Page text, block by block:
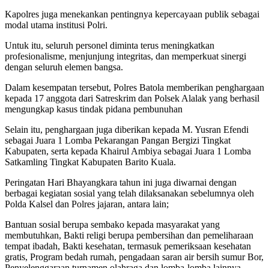
Kapolres juga menekankan pentingnya kepercayaan publik sebagai
modal utama institusi Polri.
Untuk itu, seluruh personel diminta terus meningkatkan
profesionalisme, menjunjung integritas, dan memperkuat sinergi
dengan seluruh elemen bangsa.
Dalam kesempatan tersebut, Polres Batola memberikan penghargaan
kepada 17 anggota dari Satreskrim dan Polsek Alalak yang berhasil
mengungkap kasus tindak pidana pembunuhan
Selain itu, penghargaan juga diberikan kepada M. Yusran Efendi
sebagai Juara 1 Lomba Pekarangan Pangan Bergizi Tingkat
Kabupaten, serta kepada Khairul Ambiya sebagai Juara 1 Lomba
Satkamling Tingkat Kabupaten Barito Kuala.
Peringatan Hari Bhayangkara tahun ini juga diwarnai dengan
berbagai kegiatan sosial yang telah dilaksanakan sebelumnya oleh
Polda Kalsel dan Polres jajaran, antara lain;
Bantuan sosial berupa sembako kepada masyarakat yang
membutuhkan, Bakti religi berupa pembersihan dan pemeliharaan
tempat ibadah, Bakti kesehatan, termasuk pemeriksaan kesehatan
gratis, Program bedah rumah, pengadaan saran air bersih sumur Bor,